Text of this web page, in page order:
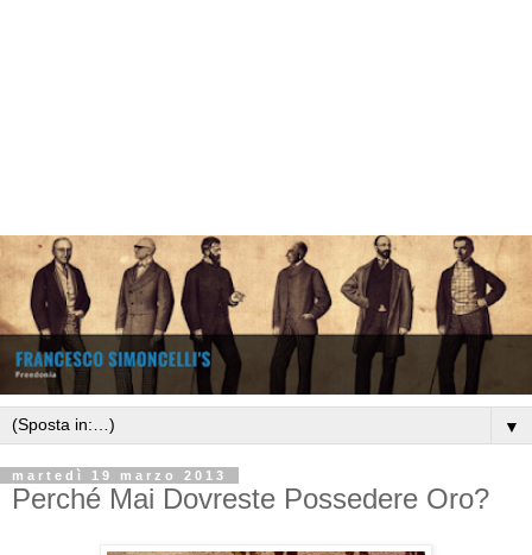
▼
martedì 19 marzo 2013
Perché Mai Dovreste Possedere Oro?